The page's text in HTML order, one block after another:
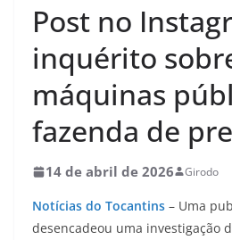
Post no
inquérito
máquinas
fazenda de
14 de abril de 2026 Girodo
Notícias do Tocantins – Uma
desencadeou uma investigação